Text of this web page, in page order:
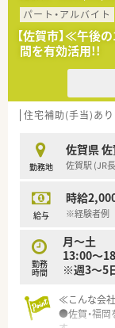
パート・アルバイト
【佐賀市】≪午
間を有効活用!!
住宅補助(手当)あり
勤務地
佐賀県
佐賀駅 (JR
給与
時給
※経験者例
勤務
時間
月～土
13:00～
※週3～5
≪こんな会
●佐賀・福岡